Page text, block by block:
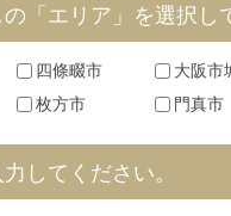
「エリア」を選択し
四條畷市 大阪市
枚方市
門真市
してください。